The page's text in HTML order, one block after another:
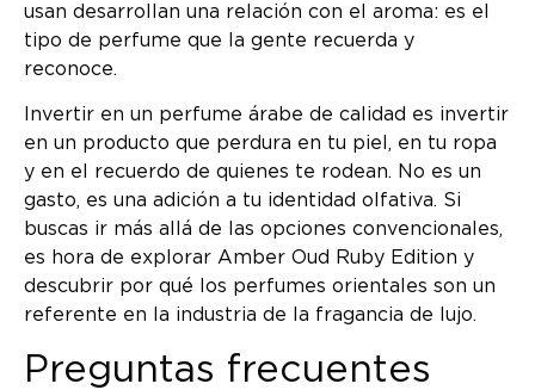
usan desarrollan una relación con el aroma: es el
tipo de perfume que la gente recuerda y
reconoce.
Invertir en un perfume árabe de calidad es invertir
en un producto que perdura en tu piel, en tu ropa
y en el recuerdo de quienes te rodean. No es un
gasto, es una adición a tu identidad olfativa. Si
buscas ir más allá de las opciones convencionales,
es hora de explorar Amber Oud Ruby Edition y
descubrir por qué los perfumes orientales son un
referente en la industria de la fragancia de lujo.
Preguntas frecuentes